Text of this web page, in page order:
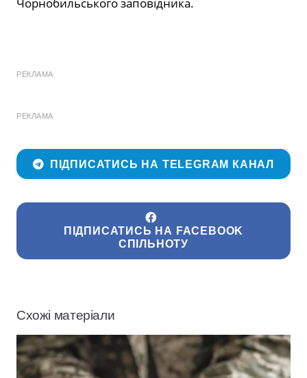
РЕКЛАМА
РЕКЛАМА
ПІДПИСАТИСЬ НА TELEGRAM КАНАЛ
ПІДПИСАТИСЬ НА FACEBOOK
СПІЛЬНОТУ
Схожі матеріали